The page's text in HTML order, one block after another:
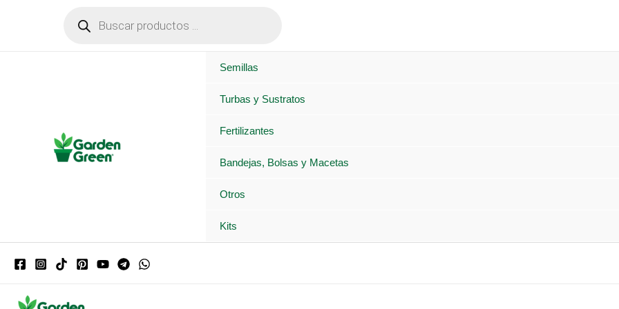
productos
Semillas
Turbas y Sustratos
Fertilizantes
Bandejas, Bolsas y Macetas
Otros
Kits